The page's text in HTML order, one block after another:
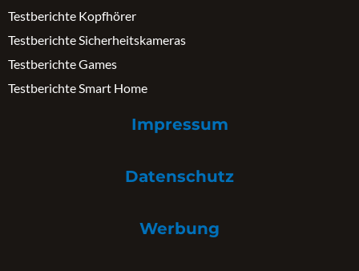
Testberichte Kopfhörer
Testberichte Sicherheitskameras
Testberichte Games
Testberichte Smart Home
Impressum
Datenschutz
Werbung